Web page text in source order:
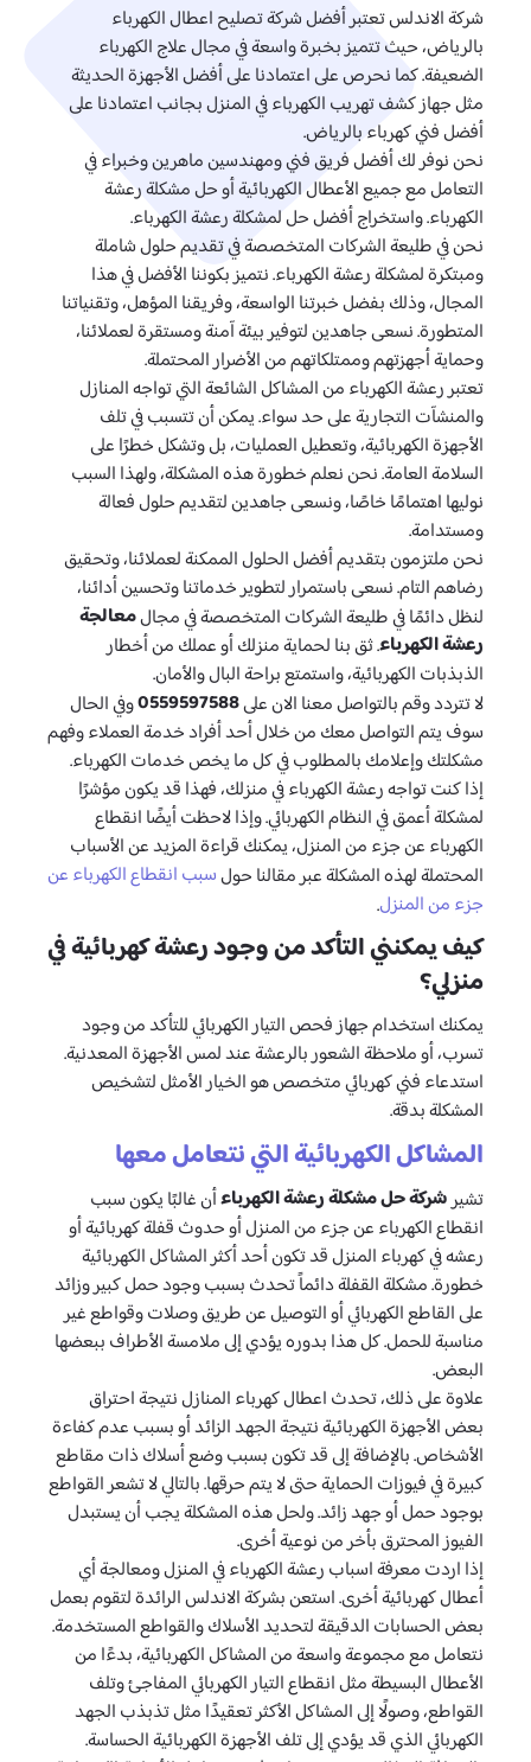
شركة الاندلس تعتبر أفضل شركة تصليح اعطال الكهرباء
بالرياض، حيث تتميز بخبرة واسعة في مجال علاج الكهرباء
الضعيفة. كما نحرص على اعتمادنا على أفضل الأجهزة الحديثة
مثل جهاز كشف تهريب الكهرباء في المنزل بجانب اعتمادنا على
أفضل فني كهرباء بالرياض.
نحن نوفر لك أفضل فريق فني ومهندسين ماهرين وخبراء في
التعامل مع جميع الأعطال الكهربائية أو حل مشكلة رعشة
الكهرباء. واستخراج أفضل حل لمشكلة رعشة الكهرباء.
نحن في طليعة الشركات المتخصصة في تقديم حلول شاملة
ومبتكرة لمشكلة رعشة الكهرباء. نتميز بكوننا الأفضل في هذا
المجال، وذلك بفضل خبرتنا الواسعة، وفريقنا المؤهل، وتقنياتنا
المتطورة. نسعى جاهدين لتوفير بيئة آمنة ومستقرة لعملائنا،
وحماية أجهزتهم وممتلكاتهم من الأضرار المحتملة.
تعتبر رعشة الكهرباء من المشاكل الشائعة التي تواجه المنازل
والمنشآت التجارية على حد سواء. يمكن أن تتسبب في تلف
الأجهزة الكهربائية، وتعطيل العمليات، بل وتشكل خطرًا على
السلامة العامة. نحن نعلم خطورة هذه المشكلة، ولهذا السبب
نوليها اهتمامًا خاصًا، ونسعى جاهدين لتقديم حلول فعالة
ومستدامة.
نحن ملتزمون بتقديم أفضل الحلول الممكنة لعملائنا، وتحقيق
رضاهم التام. نسعى باستمرار لتطوير خدماتنا وتحسين أدائنا،
لنظل دائمًا في طليعة الشركات المتخصصة في مجالمعالجة
رعشة الكهرباء. ثق بنا لحماية منزلك أو عملك من أخطار
الذبذبات الكهربائية، واستمتع براحة البال والأمان.
لا تتردد وقم بالتواصل معنا الان على0559597588وفي الحال
سوف يتم التواصل معك من خلال أحد أفراد خدمة العملاء وفهم
مشكلتك وإعلامك بالمطلوب في كل ما يخص خدمات الكهرباء.
إذا كنت تواجه رعشة الكهرباء في منزلك، فهذا قد يكون مؤشرًا
لمشكلة أعمق في النظام الكهربائي. وإذا لاحظت أيضًا انقطاع
الكهرباء عن جزء من المنزل، يمكنك قراءة المزيد عن الأسباب
المحتملة لهذه المشكلة عبر مقالنا حولسبب انقطاع الكهرباء عن
جزء من المنزل.
كيف يمكنني التأكد من وجود رعشة كهربائية في
منزلي؟
يمكنك استخدام جهاز فحص التيار الكهربائي للتأكد من وجود
تسرب، أو ملاحظة الشعور بالرعشة عند لمس الأجهزة المعدنية.
استدعاء فني كهربائي متخصص هو الخيار الأمثل لتشخيص
المشكلة بدقة.
المشاكل الكهربائية التي نتعامل معها
تشيرشركة حل مشكلة رعشة الكهرباءأن غالبًا يكون سبب
انقطاع الكهرباء عن جزء من المنزل أو حدوث قفلة كهربائية أو
رعشه في كهرباء المنزل قد تكون أحد أكثر المشاكل الكهربائية
خطورة. مشكلة القفلة دائماً تحدث بسبب وجود حمل كبير وزائد
على القاطع الكهربائي أو التوصيل عن طريق وصلات وقواطع غير
مناسبة للحمل. كل هذا بدوره يؤدي إلى ملامسة الأطراف ببعضها
البعض.
علاوة على ذلك، تحدث اعطال كهرباء المنازل نتيجة احتراق
بعض الأجهزة الكهربائية نتيجة الجهد الزائد أو بسبب عدم كفاءة
الأشخاص. بالإضافة إلى قد تكون بسبب وضع أسلاك ذات مقاطع
كبيرة في فيوزات الحماية حتى لا يتم حرقها. بالتالي لا تشعر القواطع
بوجود حمل أو جهد زائد. ولحل هذه المشكلة يجب أن يستبدل
الفيوز المحترق بأخر من نوعية أخرى.
إذا اردت معرفة اسباب رعشة الكهرباء في المنزل ومعالجة أي
أعطال كهربائية أخرى. استعن بشركة الاندلس الرائدة لتقوم بعمل
بعض الحسابات الدقيقة لتحديد الأسلاك والقواطع المستخدمة.
نتعامل مع مجموعة واسعة من المشاكل الكهربائية، بدءًا من
الأعطال البسيطة مثل انقطاع التيار الكهربائي المفاجئ وتلف
القواطع، وصولًا إلى المشاكل الأكثر تعقيدًا مثل تذبذب الجهد
الكهربائي الذي قد يؤدي إلى تلف الأجهزة الكهربائية الحساسة.